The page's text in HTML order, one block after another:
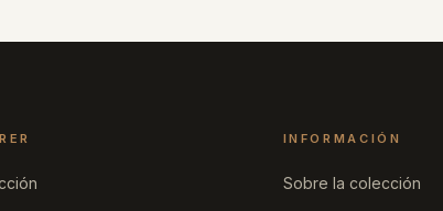
INFORMACIÓN
Sobre la colección